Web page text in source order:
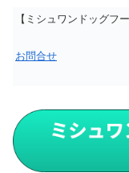
【ミシュワンドッグフ
お問合せ